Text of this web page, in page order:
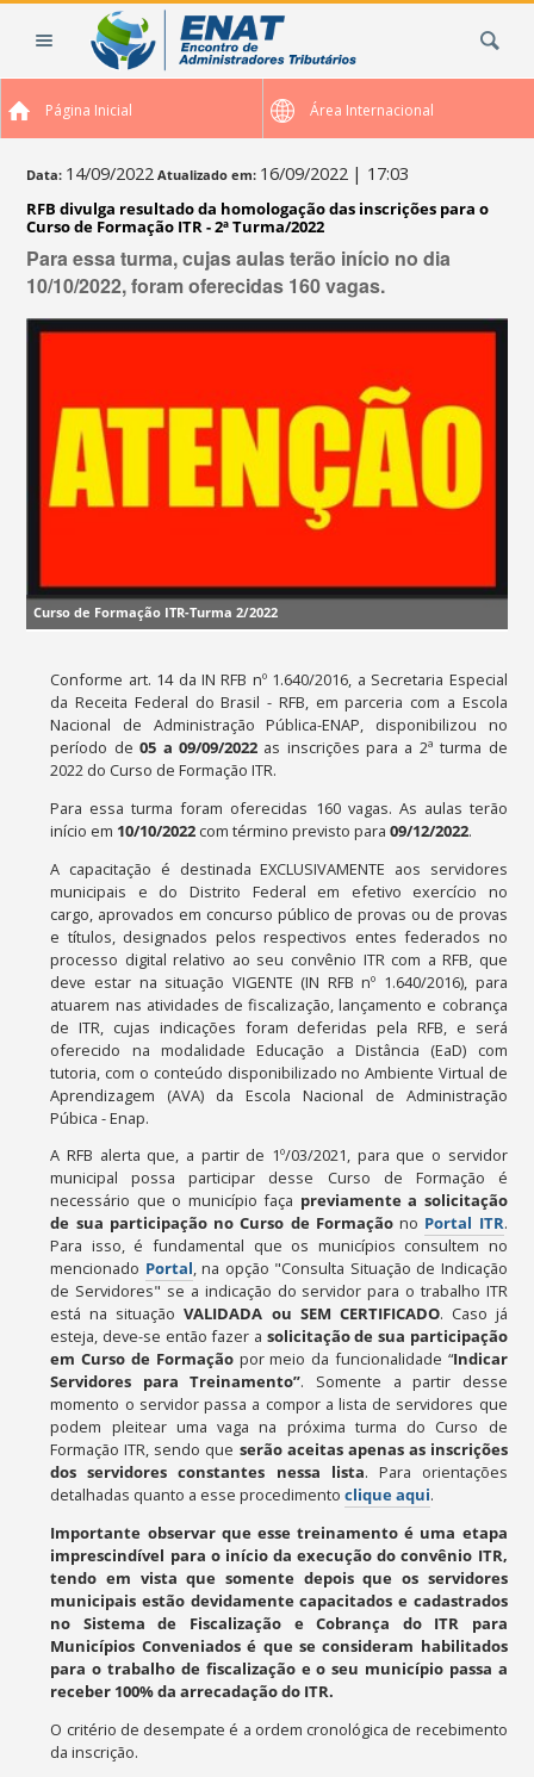
Página Inicial Área Internacional
Data: 14/09/2022 Atualizado em: 16/09/2022 | 17:03
RFB divulga resultado da homologação das inscrições para o
Curso de Formação ITR - 2ª Turma/2022
Para essa turma, cujas aulas terão início no dia
10/10/2022, foram oferecidas 160 vagas.
Curso de Formação ITR-Turma 2/2022
Conforme art. 14 da IN RFB nº 1.640/2016, a Secretaria Especial
da Receita Federal do Brasil - RFB, em parceria com a Escola
Nacional de Administração Pública-ENAP, disponibilizou no
período de05 a 09/09/2022 as inscrições para a 2ª turma de
2022 do Curso de Formação ITR.
Para essa turma foram oferecidas 160 vagas. As aulas terão
início em 10/10/2022 com término previsto para09/12/2022.
A capacitação é destinada EXCLUSIVAMENTE aos servidores
municipais e do Distrito Federal em efetivo exercício no
cargo, aprovados em concurso público de provas ou de provas
e títulos, designados pelos respectivos entes federados no
processo digital relativo ao seu convênio ITR com a RFB, que
deve estar na situação VIGENTE (IN RFB nº 1.640/2016), para
atuarem nas atividades de fiscalização, lançamento e cobrança
de ITR, cujas indicações foram deferidas pela RFB, e será
oferecido na modalidade Educação a Distância (EaD) com
tutoria, com o conteúdo disponibilizado no Ambiente Virtual de
Aprendizagem (AVA) da Escola Nacional de Administração
Púbica - Enap.
A RFB alerta que, a partir de 1º/03/2021, para que o servidor
municipal possa participar desse Curso de Formação é
necessário que o município faça previamente a solicitação
de sua participação no Curso de Formaçãono Portal ITR.
Para isso, é fundamental que os municípios consultem no
mencionado Portal, na opção "Consulta Situação de Indicação
de Servidores" se a indicação do servidor para o trabalho ITR
está na situaçãoVALIDADA ou SEM CERTIFICADO. Caso já
esteja, deve-se então fazer a solicitação de sua participação
em Curso de Formaçãopor meio da funcionalidade “Indicar
Servidores para Treinamento”. Somente a partir desse
momento o servidor passa a compor a lista de servidores que
podem pleitear uma vaga na próxima turma do Curso de
Formação ITR, sendo que serão aceitas apenas as inscrições
dos servidores constantes nessa lista. Para orientações
detalhadas quanto a esse procedimentoclique aqui.
Importante observar que esse treinamento é uma etapa
imprescindível para o início da execução do convênio ITR,
tendo em vista que somente depois que os servidores
municipais estão devidamente capacitados e cadastrados
no Sistema de Fiscalização e Cobrança do ITR para
Municípios Conveniados é que se consideram habilitados
para o trabalho de fiscalização e o seu município passa a
receber 100% da arrecadação do ITR.
O critério de desempate é a ordem cronológica de recebimento
da inscrição.